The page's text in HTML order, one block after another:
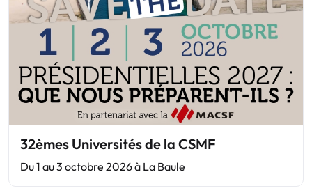
32èmes Universités de la CSMF
Du 1 au 3 octobre 2026 à La Baule